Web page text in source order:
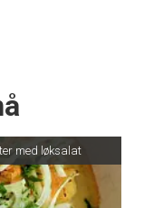
med løksalat